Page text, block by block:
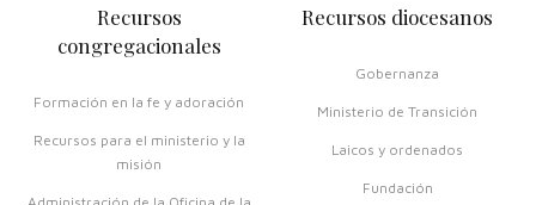
Recursos
congregacionales
Formación en la fe y adoración
Recursos para el ministerio y la
misión
Recursos diocesanos
Gobernanza
Ministerio de Transición
Laicos y ordenados
Fundación